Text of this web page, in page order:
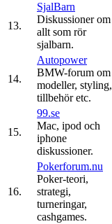
13.
SjalBarn
Diskussioner om
allt som rör
sjalbarn.
14.
Autopower
BMW-forum om
modeller, styling,
tillbehör etc.
15.
99.se
Mac, ipod och
iphone
diskussioner.
16.
Pokerforum.nu
Poker-teori,
strategi,
turneringar,
cashgames.